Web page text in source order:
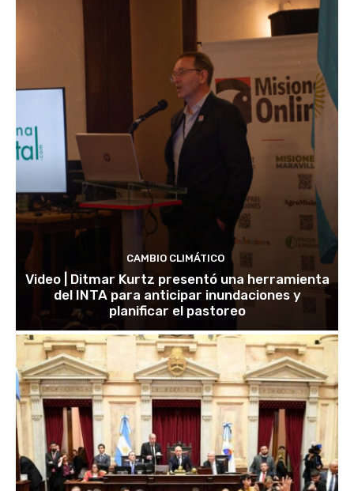
CAMBIO CLIMÁTICO
Video | Ditmar Kurtz presentó una herramienta
del INTA para anticipar inundaciones y
planificar el pastoreo